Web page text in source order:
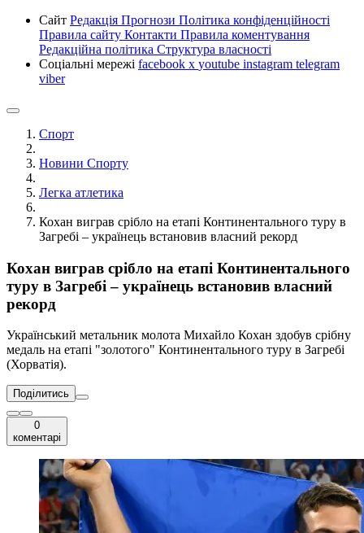
Сайт Редакція Прогнози Політика конфіденційності
Правила сайту Контакти Правила коментування
Редакційна політика Структура власності
Соціальні мережі facebook x youtube instagram telegram
viber
Спорт
Новини Спорту
Легка атлетика
Кохан виграв срібло на етапі Континентального туру в
Загребі – українець встановив власний рекорд
Кохан виграв срібло на етапі Континентального
туру в Загребі – українець встановив власний
рекорд
Український метальник молота Михайло Кохан здобув срібну
медаль на етапі "золотого" Континентального туру в Загребі
(Хорватія).
Поділитись
0
коментарі